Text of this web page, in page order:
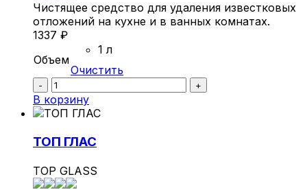
Чистящее средство для удаления известковых
отложений на кухне и в ванных комнатах.
1337 ₽
Объем
1 л
Очистить
Количество
УДАЛЕНИЕ
ИЗВЕСТКОВОГО
- +
В корзину
ТОП ГЛАС
TOP GLASS